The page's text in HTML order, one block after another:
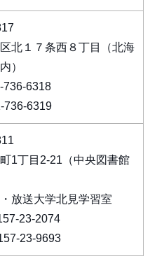
北１７条西８丁目（北海
）
736-6318
736-6319
1丁目2-21（中央図書館
放送大学北見学習室
23-2074
23-9693